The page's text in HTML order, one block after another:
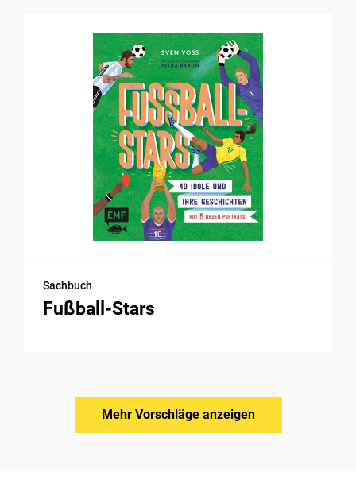
Sachbuch
Fußball-Stars
Mehr Vorschläge anzeigen